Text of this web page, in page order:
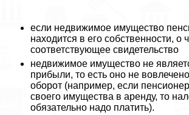
если недвижимое имущество
находится в его собственности, о
соответствующее свидетельство
недвижимое имущество не
прибыли, то есть оно не
оборот (например, если пенсионер
своего имущества в аренду, то
обязательно надо платить).